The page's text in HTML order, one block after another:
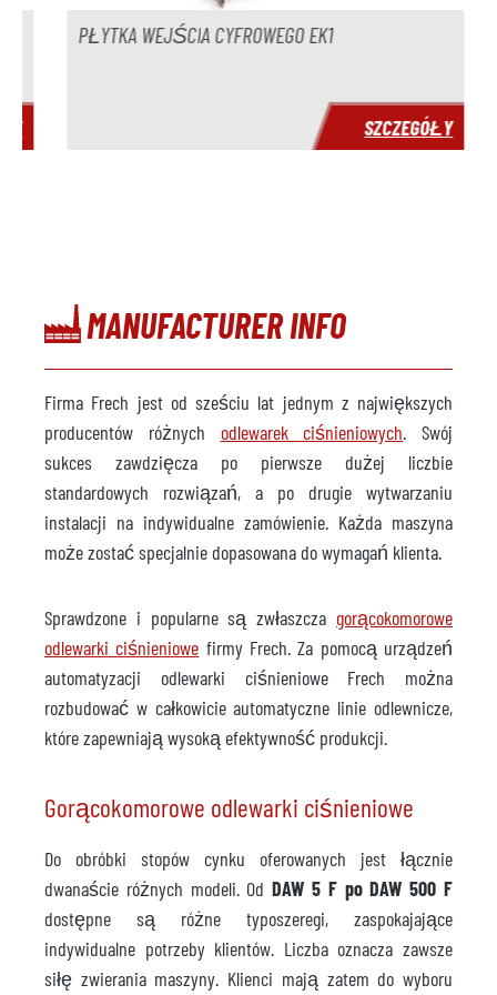
PŁYTKA WEJŚCIA CYFROWEGO EK1
SZCZEGÓŁY
MANUFACTURER INFO
Firma Frech jest od sześciu lat jednym z największych
producentów różnych odlewarek ciśnieniowych. Swój
sukces zawdzięcza po pierwsze dużej liczbie
standardowych rozwiązań, a po drugie wytwarzaniu
instalacji na indywidualne zamówienie. Każda maszyna
może zostać specjalnie dopasowana do wymagań klienta.
Sprawdzone i popularne są zwłaszcza gorącokomorowe
odlewarki ciśnieniowe firmy Frech. Za pomocą urządzeń
automatyzacji odlewarki ciśnieniowe Frech można
rozbudować w całkowicie automatyczne linie odlewnicze,
które zapewniają wysoką efektywność produkcji.
Gorącokomorowe odlewarki ciśnieniowe
Do obróbki stopów cynku oferowanych jest łącznie
dwanaście różnych modeli. OdDAW 5 F po DAW 500 F
dostępne są różne typoszeregi, zaspokajające
indywidualne potrzeby klientów. Liczba oznacza zawsze
siłę zwierania maszyny. Klienci mają zatem do wyboru